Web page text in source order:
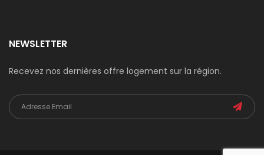
NEWSLETTER
Recevez nos dernières offre logement sur la région.